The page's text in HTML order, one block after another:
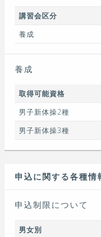
講習会区分
養成
養成
取得可能資格
男子新体操2種
男子新体操3種
申込に関する各種情
申込制限について
男女別